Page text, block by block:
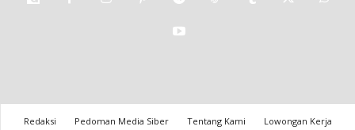
Redaksi Pedoman Media Siber Tentang Kami
Lowongan Kerja